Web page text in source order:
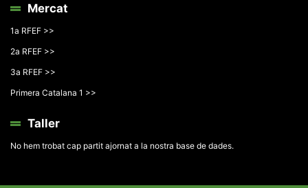
Mercat
1a RFEF >>
2a RFEF >>
3a RFEF >>
Primera Catalana 1 >>
Taller
No hem trobat cap partit ajornat a la nostra base de dades.